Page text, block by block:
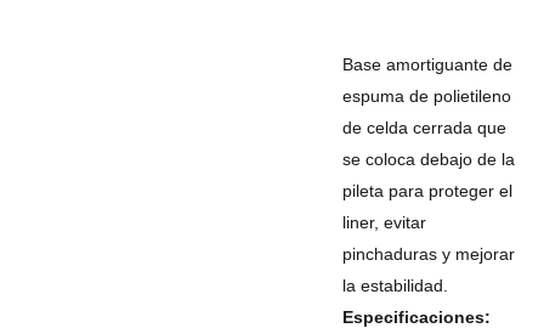
Base amortiguante de
espuma de polietileno
de celda cerrada que
se coloca debajo de la
pileta para proteger el
liner, evitar
pinchaduras y mejorar
la estabilidad.
Especificaciones: